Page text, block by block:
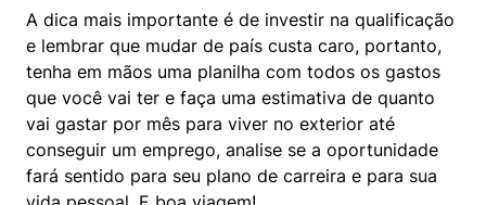
A dica mais importante é de investir na qualificação
e lembrar que mudar de país custa caro, portanto,
tenha em mãos uma planilha com todos os gastos
que você vai ter e faça uma estimativa de quanto
vai gastar por mês para viver no exterior até
conseguir um emprego, analise se a oportunidade
fará sentido para seu plano de carreira e para sua